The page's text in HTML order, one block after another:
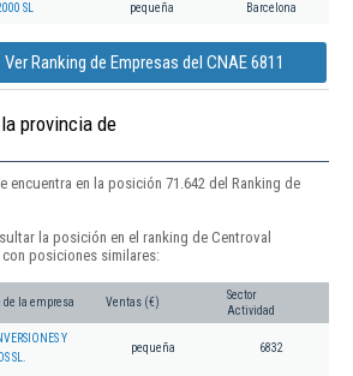
SL pequeña Barcelona
Ver Ranking de Empresas del CNAE 6811
provincia de
encuentra en la posición 71.642 del Ranking de
la posición en el ranking de Centroval
posiciones similares:
de la empresa Ventas (€)
Sector
Actividad
Y
SL.
pequeña 6832